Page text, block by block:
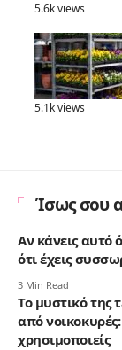
5.6k views
5.1k views
Ίσως σου
Αν κάνεις αυτό
ότι έχεις
3 Min Read
Το μυστικό της
από
χρησιμοποιείς